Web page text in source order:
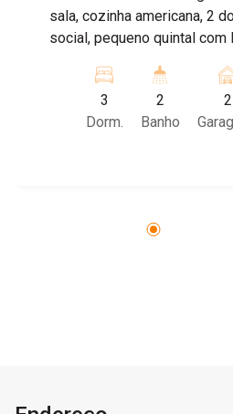
sala, cozinha americana, 2
social, pequeno quintal com
cozinha e
3
Dorm.
2
Banho
2